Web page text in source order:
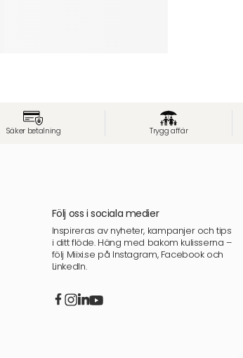
Säker betalning Trygg affär
Följ oss i sociala medier
Inspireras av nyheter, kampanjer och tips
i ditt flöde. Häng med bakom kulisserna –
följ Miixi.se på Instagram, Facebook och
LinkedIn.